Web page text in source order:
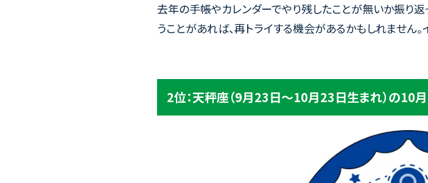
去年の手帳やカレンダーでやり残したことが無いか振り返
うことがあれば、再トライする機会があるかもしれません
2位：天秤座（9月23日～10月23日生まれ）の10